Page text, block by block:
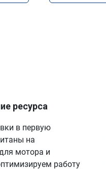
ресурса
в первую
на
мотора и
работу